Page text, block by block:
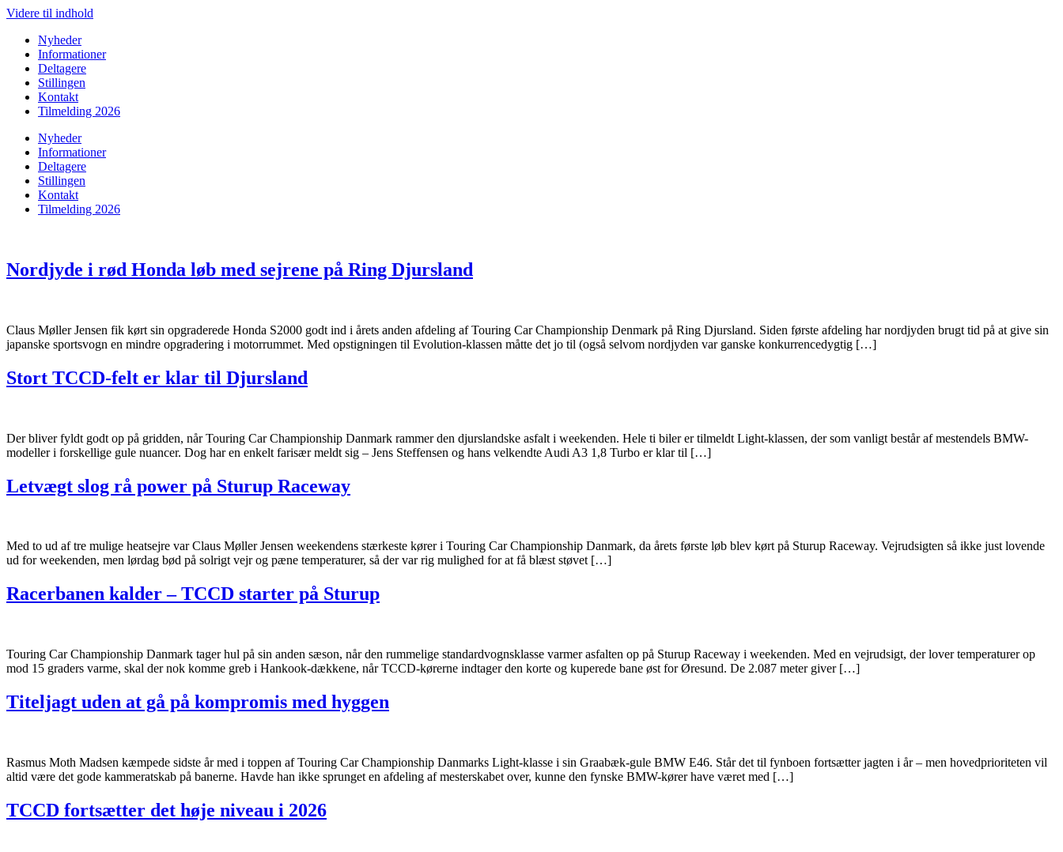
Videre til indhold
Nyheder
Informationer
Deltagere
Stillingen
Kontakt
Tilmelding 2026
Nyheder
Informationer
Deltagere
Stillingen
Kontakt
Tilmelding 2026
Nordjyde i rød Honda løb med sejrene på Ring Djursland
Claus Møller Jensen fik kørt sin opgraderede Honda S2000 godt ind i årets anden afdeling af Touring Car Championship Denmark på Ring Djursland. Siden første afdeling har nordjyden brugt tid på at give sin
japanske sportsvogn en mindre opgradering i motorrummet. Med opstigningen til Evolution-klassen måtte det jo til (også selvom nordjyden var ganske konkurrencedygtig […]
Stort TCCD-felt er klar til Djursland
Der bliver fyldt godt op på gridden, når Touring Car Championship Danmark rammer den djurslandske asfalt i weekenden. Hele ti biler er tilmeldt Light-klassen, der som vanligt består af mestendels BMW-
modeller i forskellige gule nuancer. Dog har en enkelt farisær meldt sig – Jens Steffensen og hans velkendte Audi A3 1,8 Turbo er klar til […]
Letvægt slog rå power på Sturup Raceway
Med to ud af tre mulige heatsejre var Claus Møller Jensen weekendens stærkeste kører i Touring Car Championship Danmark, da årets første løb blev kørt på Sturup Raceway. Vejrudsigten så ikke just lovende
ud for weekenden, men lørdag bød på solrigt vejr og pæne temperaturer, så der var rig mulighed for at få blæst støvet […]
Racerbanen kalder – TCCD starter på Sturup
Touring Car Championship Danmark tager hul på sin anden sæson, når den rummelige standardvognsklasse varmer asfalten op på Sturup Raceway i weekenden. Med en vejrudsigt, der lover temperaturer op
mod 15 graders varme, skal der nok komme greb i Hankook-dækkene, når TCCD-kørerne indtager den korte og kuperede bane øst for Øresund. De 2.087 meter giver […]
Titeljagt uden at gå på kompromis med hyggen
Rasmus Moth Madsen kæmpede sidste år med i toppen af Touring Car Championship Danmarks Light-klasse i sin Graabæk-gule BMW E46. Står det til fynboen fortsætter jagten i år – men hovedprioriteten vil
altid være det gode kammeratskab på banerne. Havde han ikke sprunget en afdeling af mesterskabet over, kunne den fynske BMW-kører have været med […]
TCCD fortsætter det høje niveau i 2026